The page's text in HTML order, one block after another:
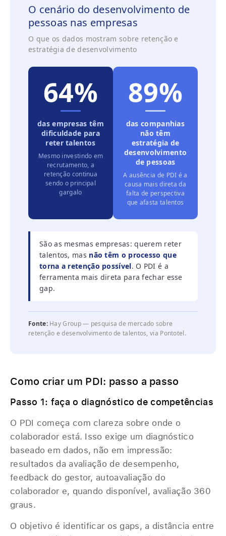
O cenário do desenvolvimento de
pessoas nas empresas
O que os dados mostram sobre retenção e
estratégia de desenvolvimento
64%
das empresas têm
dificuldade para
reter talentos
Mesmo investindo em
recrutamento, a
retenção continua
sendo o principal
gargalo
89%
das companhias
não têm
estratégia de
desenvolvimento
de pessoas
A ausência de PDI é a
causa mais direta da
falta de perspectiva
que afasta talentos
São as mesmas empresas: querem reter
talentos, mas não têm o processo que
torna a retenção possível. O PDI é a
ferramenta mais direta para fechar esse
gap.
Fonte:Hay Group — pesquisa de mercado sobre
retenção e desenvolvimento de talentos, via Pontotel.
Como criar um PDI: passo a passo
Passo 1: faça o diagnóstico de competências
O PDI começa com clareza sobre onde o
colaborador está. Isso exige um diagnóstico
baseado em dados, não em impressão:
resultados da avaliação de desempenho,
feedback do gestor, autoavaliação do
colaborador e, quando disponível, avaliação 360
graus.
O objetivo é identificar os gaps, a distância entre